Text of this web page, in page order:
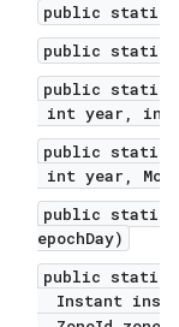
public static
public static
public static
int year, int
public static
int year,
public static
epochDay)
public static
Instant